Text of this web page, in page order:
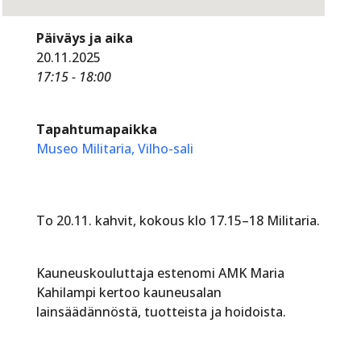
Päiväys ja aika
20.11.2025
17:15 - 18:00
Tapahtumapaikka
Museo Militaria, Vilho-sali
To 20.11. kahvit, kokous klo 17.15–18 Militaria.
Kauneuskouluttaja estenomi AMK Maria
Kahilampi kertoo kauneusalan
lainsäädännöstä, tuotteista ja hoidoista.